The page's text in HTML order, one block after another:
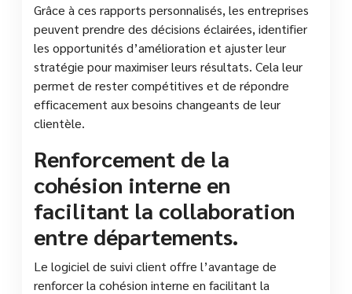
Grâce à ces rapports personnalisés, les entreprises
peuvent prendre des décisions éclairées, identifier
les opportunités d’amélioration et ajuster leur
stratégie pour maximiser leurs résultats. Cela leur
permet de rester compétitives et de répondre
efficacement aux besoins changeants de leur
clientèle.
Renforcement de la
cohésion interne en
facilitant la collaboration
entre départements.
Le logiciel de suivi client offre l’avantage de
renforcer la cohésion interne en facilitant la